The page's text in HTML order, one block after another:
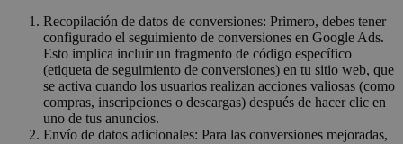
Recopilación de datos de conversiones: Primero, debes tener
configurado el seguimiento de conversiones en Google Ads.
Esto implica incluir un fragmento de código específico
(etiqueta de seguimiento de conversiones) en tu sitio web, que
se activa cuando los usuarios realizan acciones valiosas (como
compras, inscripciones o descargas) después de hacer clic en
uno de tus anuncios.
Envío de datos adicionales: Para las conversiones mejoradas,